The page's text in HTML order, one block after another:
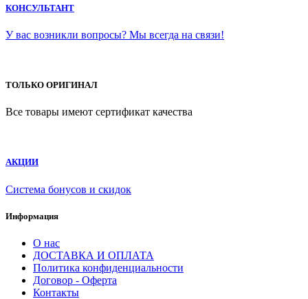
КОНСУЛЬТАНТ
У вас возникли вопросы? Мы всегда на связи!
ТОЛЬКО ОРИГИНАЛ
Все товары имеют сертификат качества
АКЦИИ
Система бонусов и скидок
Информация
О нас
ДОСТАВКА И ОПЛАТА
Политика конфиденциальности
Договор - Оферта
Контакты